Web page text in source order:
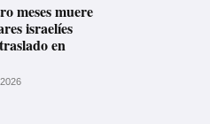
meses muere
israelíes
en